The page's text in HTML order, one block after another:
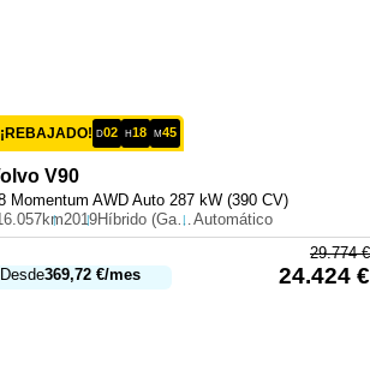
¡REBAJADO! D02 H18 M45
V90
Momentum AWD Auto 287 kW (390 CV)
2019 Híbrido (Gasolina) Automático
Desde369,72 €/mes
29.774€
24.424 €